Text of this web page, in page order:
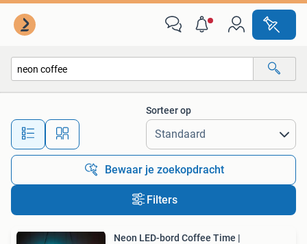
Alle afstanden…
Sorteer op
Bewaar je zoekopdracht
Filters
Neon LED-bord Coffee Time |